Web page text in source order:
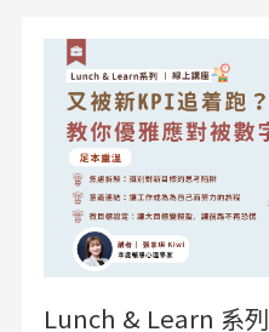
Lunch & Learn 系